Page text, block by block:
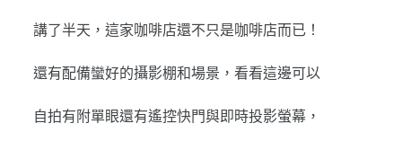
講了半天，這家咖啡店還不只是咖啡店而已！
還有配備蠻好的攝影棚和場景，看看這邊可以
自拍有附單眼還有遙控快門與即時投影螢幕，